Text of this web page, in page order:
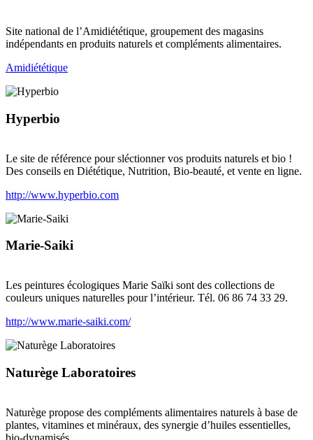
Site national de l’Amidiététique, groupement des magasins
indépendants en produits naturels et compléments alimentaires.
Amidiététique
Hyperbio
Le site de référence pour sléctionner vos produits naturels et bio !
Des conseils en Diététique, Nutrition, Bio-beauté, et vente en ligne.
http://www.hyperbio.com
Marie-Saiki
Les peintures écologiques Marie Saïki sont des collections de
couleurs uniques naturelles pour l’intérieur. Tél. 06 86 74 33 29.
http://www.marie-saiki.com/
Naturège Laboratoires
Naturège propose des compléments alimentaires naturels à base de
plantes, vitamines et minéraux, des synergie d’huiles essentielles,
bio-dynamisés.